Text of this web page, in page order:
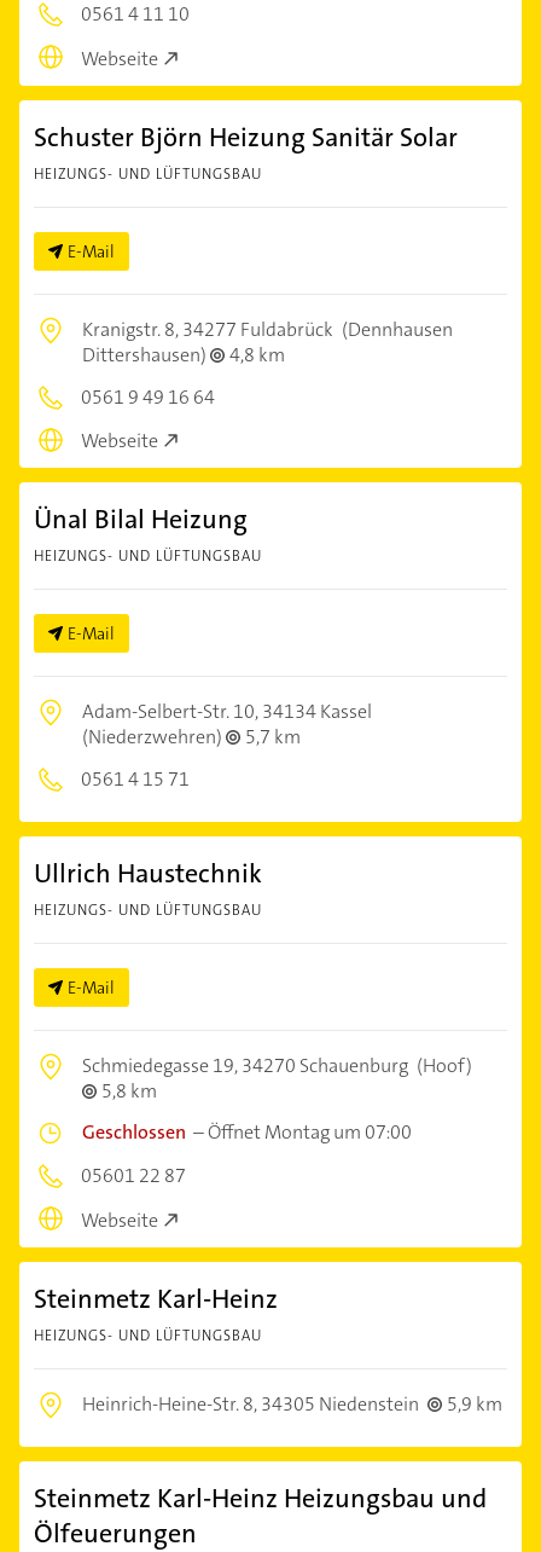
0561 4 11 10
Webseite
Schuster Björn Heizung Sanitär Solar
HEIZUNGS- UND LÜFTUNGSBAU
E-Mail
Kranigstr. 8,34277 Fuldabrück (Dennhausen
Dittershausen)
4,8 km
0561 9 49 16 64
Webseite
Ünal Bilal Heizung
HEIZUNGS- UND LÜFTUNGSBAU
E-Mail
Adam-Selbert-Str. 10,34134 Kassel
(Niederzwehren)
5,7 km
0561 4 15 71
Ullrich Haustechnik
HEIZUNGS- UND LÜFTUNGSBAU
E-Mail
Schmiedegasse 19,34270 Schauenburg (Hoof)
5,8 km
Geschlossen –Öffnet Montag um 07:00
05601 22 87
Webseite
Steinmetz Karl-Heinz
HEIZUNGS- UND LÜFTUNGSBAU
Heinrich-Heine-Str. 8,34305 Niedenstein 5,9 km
Steinmetz Karl-Heinz Heizungsbau und
Ölfeuerungen